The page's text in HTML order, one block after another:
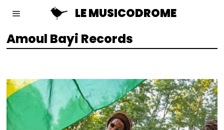
LE MUSICODROME
Amoul Bayi Records